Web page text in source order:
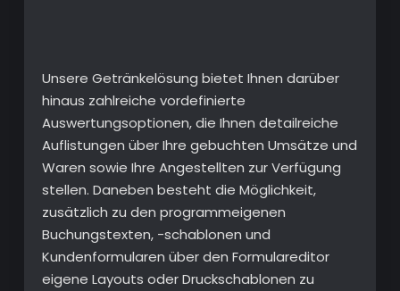
Unsere Getränkelösung bietet Ihnen darüber
hinaus zahlreiche vordefinierte
Auswertungsoptionen, die Ihnen detailreiche
Auflistungen über Ihre gebuchten Umsätze und
Waren sowie Ihre Angestellten zur Verfügung
stellen. Daneben besteht die Möglichkeit,
zusätzlich zu den programmeigenen
Buchungstexten, -schablonen und
Kundenformularen über den Formulareditor
eigene Layouts oder Druckschablonen zu